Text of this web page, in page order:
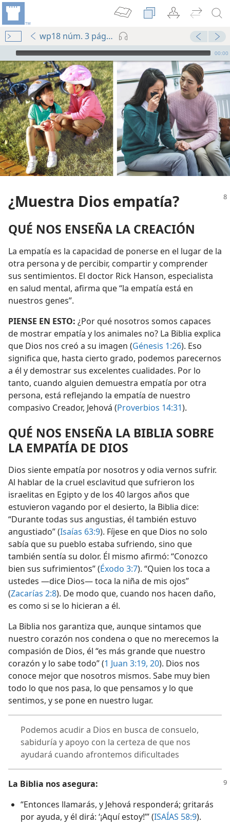
wp18 núm. 3 págs. 8-9
Audio Player
00:00
¿Muestra Dios empatía?
QUÉ NOS ENSEÑA LA CREACIÓN
La empatía es la capacidad de ponerse en el lugar de la
otra persona y de percibir, compartir y comprender
sus sentimientos. El doctor Rick Hanson, especialista
en salud mental, afirma que “la empatía está en
nuestros genes”.
PIENSE EN ESTO: ¿Por qué nosotros somos capaces
de mostrar empatía y los animales no? La Biblia explica
que Dios nos creó a su imagen (Génesis 1:26). Eso
significa que, hasta cierto grado, podemos parecernos
a él y demostrar sus excelentes cualidades. Por lo
tanto, cuando alguien demuestra empatía por otra
persona, está reflejando la empatía de nuestro
compasivo Creador, Jehová (Proverbios 14:31).
QUÉ NOS ENSEÑA LA BIBLIA SOBRE
LA EMPATÍA DE DIOS
Dios siente empatía por nosotros y odia vernos sufrir.
Al hablar de la cruel esclavitud que sufrieron los
israelitas en Egipto y de los 40 largos años que
estuvieron vagando por el desierto, la Biblia dice:
“Durante todas sus angustias, él también estuvo
angustiado” (Isaías 63:9). Fíjese en que Dios no solo
sabía que su pueblo estaba sufriendo, sino que
también sentía su dolor. Él mismo afirmó: “Conozco
bien sus sufrimientos” (Éxodo 3:7). “Quien los toca a
ustedes —dice Dios— toca la niña de mis ojos”
(Zacarías 2:8). De modo que, cuando nos hacen daño,
es como si se lo hicieran a él.
La Biblia nos garantiza que, aunque sintamos que
nuestro corazón nos condena o que no merecemos la
compasión de Dios, él “es más grande que nuestro
corazón y lo sabe todo” (1 Juan 3:19, 20). Dios nos
conoce mejor que nosotros mismos. Sabe muy bien
todo lo que nos pasa, lo que pensamos y lo que
sentimos, y se pone en nuestro lugar.
Podemos acudir a Dios en busca de consuelo,
sabiduría y apoyo con la certeza de que nos
ayudará cuando afrontemos dificultades
La Biblia nos asegura:
“Entonces llamarás, y Jehová responderá; gritarás
por ayuda, y él dirá: ‘¡Aquí estoy!’” (ISAÍAS 58:9).